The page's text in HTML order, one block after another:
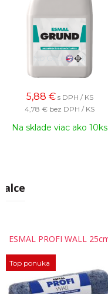
5,88 € s DPH / KS
4,78 € bez DPH / KS
Na sklade viac ako 10ks
ESMAL PROFI WALL
Top ponuka